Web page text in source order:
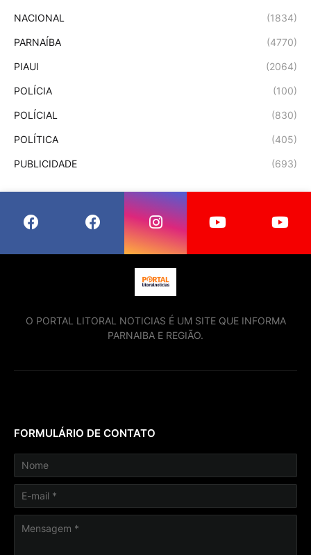
NACIONAL (1834)
PARNAÍBA (4770)
PIAUI (2064)
POLÍCIA (100)
POLÍCIAL (830)
POLÍTICA (405)
PUBLICIDADE (693)
O PORTAL LITORAL NOTICIAS É UM SITE QUE INFORMA
PARNAIBA E REGIÃO.
FORMULÁRIO DE CONTATO